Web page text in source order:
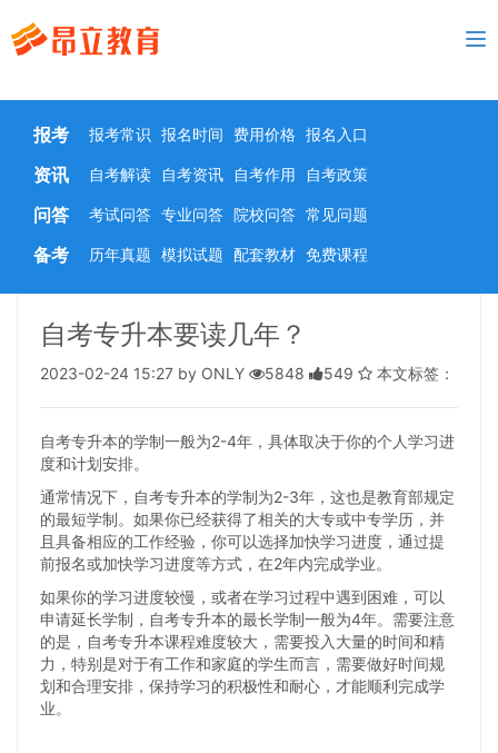
报考 报考常识 报名时间 费用价格 报名入口
资讯 自考解读 自考资讯 自考作用 自考政策
问答 考试问答 专业问答 院校问答 常见问题
备考 历年真题 模拟试题 配套教材 免费课程
自考专升本要读几年？
2023-02-24 15:27 by ONLY 5848 549 本文标签：
自考专升本的学制一般为2-4年，具体取决于你的个人学习进
度和计划安排。
通常情况下，自考专升本的学制为2-3年，这也是教育部规定
的最短学制。如果你已经获得了相关的大专或中专学历，并
且具备相应的工作经验，你可以选择加快学习进度，通过提
前报名或加快学习进度等方式，在2年内完成学业。
如果你的学习进度较慢，或者在学习过程中遇到困难，可以
申请延长学制，自考专升本的最长学制一般为4年。需要注意
的是，自考专升本课程难度较大，需要投入大量的时间和精
力，特别是对于有工作和家庭的学生而言，需要做好时间规
划和合理安排，保持学习的积极性和耐心，才能顺利完成学
业。